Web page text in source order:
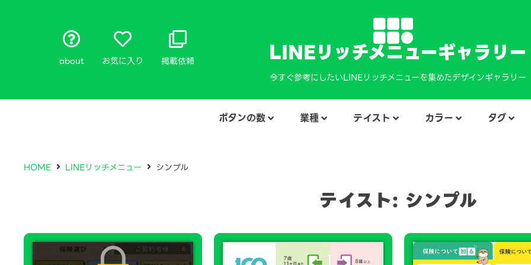
about お気に入り 掲載依頼 LINEリッチメニューギャラリー
今すぐ参考にしたいLINEリッチメニューを集めたデザインギャラリー
ボタンの数 業種 テイスト カラー タグ
HOME LINEリッチメニュー シンプル
テイスト: シンプル